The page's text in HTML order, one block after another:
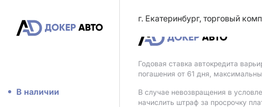
В наличии
г. Екатеринбург, торговый
Годовая ставка автокредита
погашения от 61 дня,
В случае невозвращения в
начислить штраф за просрочку